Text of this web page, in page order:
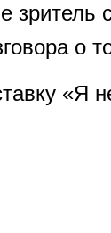
зритель
о
«Я